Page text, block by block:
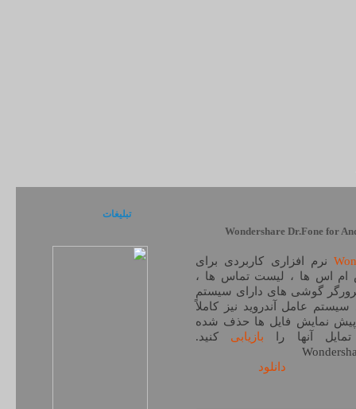
نرم افزاری کاربردی برای
ام اس ها ، لیست تماس ها ،
گوشی های دارای سیستم
عامل آندروید نیز کاملاً
مرحله می توانید پیش نمایش فایل ها حذف شده
آنها را بازیابی کنید.
دانلود
تبلیغات